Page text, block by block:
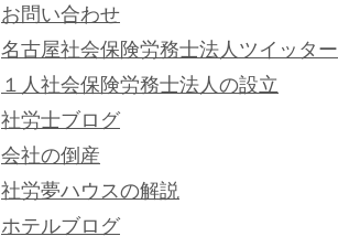
お問い合わせ
名古屋社会保険労務士法人ツイッター
１人社会保険労務士法人の設立
社労士ブログ
会社の倒産
社労夢ハウスの解説
ホテルブログ